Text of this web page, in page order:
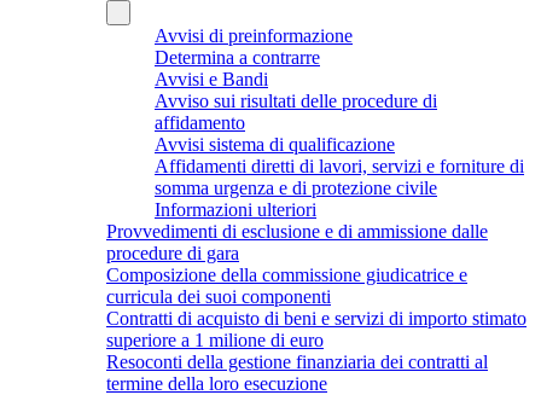
Avvisi di preinformazione
Determina a contrarre
Avvisi e Bandi
Avviso sui risultati delle procedure di
affidamento
Avvisi sistema di qualificazione
Affidamenti diretti di lavori, servizi e forniture di
somma urgenza e di protezione civile
Informazioni ulteriori
Provvedimenti di esclusione e di ammissione dalle
procedure di gara
Composizione della commissione giudicatrice e
curricula dei suoi componenti
Contratti di acquisto di beni e servizi di importo stimato
superiore a 1 milione di euro
Resoconti della gestione finanziaria dei contratti al
termine della loro esecuzione